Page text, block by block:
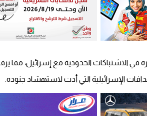
الإسرائيلية التي أدت لاستهشاد جنوده.